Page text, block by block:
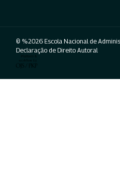
© %2026 Escola Nacional de
Declaração de Direito Autoral